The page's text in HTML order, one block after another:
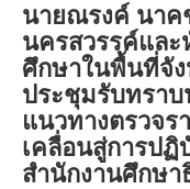
นายณรงค์ นาค
นครสวรรค์แล
ศึกษาในพื้นที่จัง
ประชุมรับทราบ
แนวทางตรวจร
เคลื่อนสู่การป
สำนักงานศึกษา